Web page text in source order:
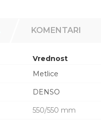
KOMENTARI
Vrednost
Metlice
DENSO
550/550 mm